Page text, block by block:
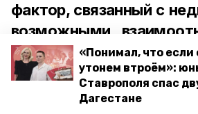
«Понимал, что если
утонем втроём»:
Ставрополя спас
Дагестане
фактор, связанный с
возможными
поставщиками и
это очень важно», —
Владимир Владимиров.